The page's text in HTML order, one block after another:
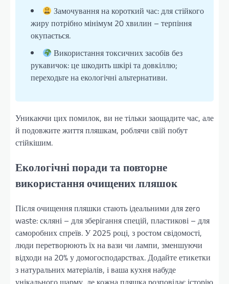
Замочування на короткий час: для стійкого
жиру потрібно мінімум 20 хвилин – терпіння
окупається.
Використання токсичних засобів без
рукавичок: це шкодить шкірі та довкіллю;
переходьте на екологічні альтернативи.
Уникаючи цих помилок, ви не тільки заощадите час, але
й подовжите життя пляшкам, роблячи свій побут
стійкішим.
Екологічні поради та повторне
використання очищених пляшок
Після очищення пляшки стають ідеальними для zero
waste: скляні – для зберігання спецій, пластикові – для
саморобних спреїв. У 2025 році, з ростом свідомості,
люди перетворюють їх на вази чи лампи, зменшуючи
відходи на 20% у домогосподарствах. Додайте етикетки
з натуральних матеріалів, і ваша кухня набуде